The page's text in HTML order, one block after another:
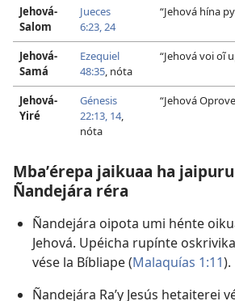
Jehová-
Salom
Jueces
6:23, 24
“Jehová hína
Jehová-
Samá
Ezequiel
48:35, nóta
“Jehová voi oĩ
Jehová-
Yiré
Génesis
22:13, 14,
nóta
“Jehová
Mbaʼérepa jaikuaa ha jaipuru
Ñandejára réra
Ñandejára oipota umi hénte
Jehová. Upéicha rupínte
vése la Bíbliape (Malaquías 1:11).
Ñandejára Raʼy Jesús hetaiterei